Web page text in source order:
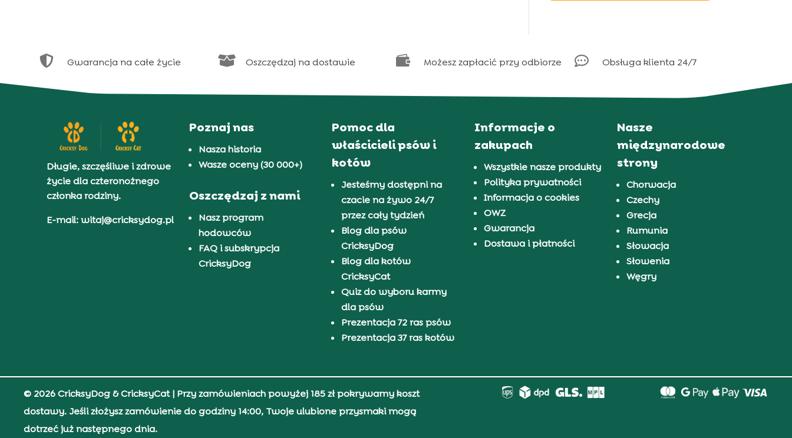
 Gwarancja na całe życie  Oszczędzaj na dostawie  Możesz zapłacić przy odbiorze  Obsługa klienta 24/7
Długie, szczęśliwe i zdrowe
życie dla czteronożnego
członka rodziny.
E-mail: witaj@cricksydog.pl
Poznaj nas
Nasza historia
Wasze oceny (30 000+)
Oszczędzaj z nami
Nasz program
hodowców
FAQ i subskrypcja
CricksyDog
Pomoc dla
właścicieli psów i
kotów
Jesteśmy dostępni na
czacie na żywo 24/7
przez cały tydzień
Blog dla psów
CricksyDog
Blog dla kotów
CricksyCat
Quiz do wyboru karmy
dla psów
Prezentacja 72 ras psów
Prezentacja 37 ras kotów
Informacje o
zakupach
Wszystkie nasze produkty
Polityka prywatności
Informacja o cookies
OWZ
Gwarancja
Dostawa i płatności
Nasze
międzynarodowe
strony
Chorwacja
Czechy
Grecja
Rumunia
Słowacja
Słowenia
Węgry
© 2026 CricksyDog & CricksyCat| Przy zamówieniach powyżej 185 zł pokrywamy koszt
dostawy. Jeśli złożysz zamówienie do godziny 14:00, Twoje ulubione przysmaki mogą
dotrzeć już następnego dnia.